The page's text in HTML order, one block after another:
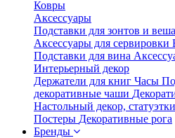
Ковры
Аксессуары
Подставки для зонтов и
Аксессуары для сервировки
Подставки для вина
Интерьерный декор
Держатели для книг Часы
декоративные чаши
Настольный декор, статуэтки
Постеры Декоративные рога
Бренды